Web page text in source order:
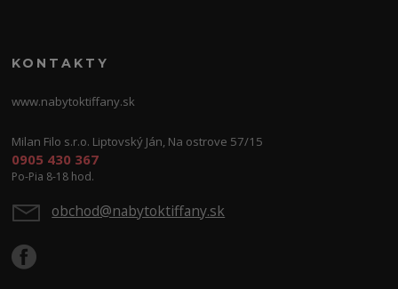
KONTAKTY
www.nabytoktiffany.sk
Milan Filo s.r.o. Liptovský Ján, Na ostrove 57/15
0905 430 367
Po-Pia 8-18 hod.
obchod@nabytoktiffany.sk